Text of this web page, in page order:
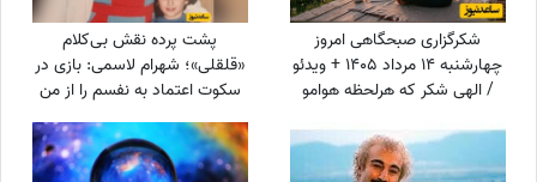
شکرگزاری صبحگاهی امروز
چهارشنبه 14 مرداد 1405 + ویدئو
/ الهی شکر که هرلحظه هوامو
خودمو فراموش کرده بودم
پشت پرده نقش بی‌کلام
«قلقلی»؛ شهرام لاسمی: بازی در
سکوت اعتماد به نفسم را از من
گرفت! مدیون این بازیگر معروف
هستم، دستاشو می‌بوسم، دخترم
خیلی به من کمک کرد+ویدئو